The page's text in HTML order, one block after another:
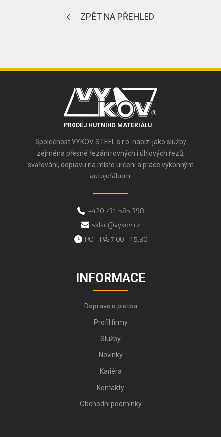
ZPĚT NA PŘEHLED
PRODEJ HUTNÍHO MATERIÁLU
Společnost VYKOV STEEL s.r.o. nabízí jako služby
zejména přesné řezání rovných i úhlových řezů,
svařování, dopravu na místo určení a práce výkonným
autojeřábem.
+420 731 585 398
sklad@vykov.cz
PO - PÁ: 7.00 - 15.30
INFORMACE
Doprava a platba
Profil firmy
Služby
Novinky
Kariéra
Kontakty
Obchodní podmínky